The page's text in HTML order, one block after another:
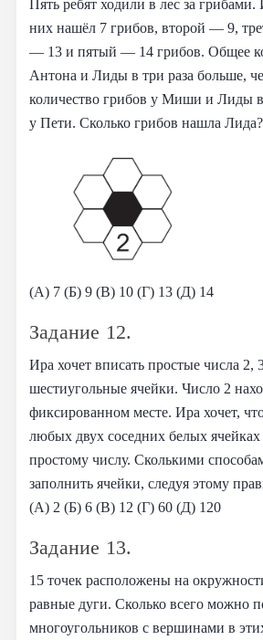
Пять ребят ходили в лес за
них нашёл 7 грибов, второй — 9,
— 13 и пятый — 14 грибов. Общее
Антона и Лиды в три раза больше,
количество грибов у Миши и Лиды в
у Пети. Сколько грибов нашла Лида?
(А) 7 (Б) 9 (В) 10 (Г) 13 (Д) 14
Задание 12.
Ира хочет вписать простые числа 2,
шестиугольные ячейки. Число 2
фиксированном месте. Ира хочет,
любых двух соседних белых ячейках
простому числу. Сколькими
заполнить ячейки, следуя этому
(А) 2 (Б) 6 (В) 12 (Г) 60 (Д) 120
Задание 13.
15 точек расположены на
равные дуги. Сколько всего можно
многоугольников с вершинами в